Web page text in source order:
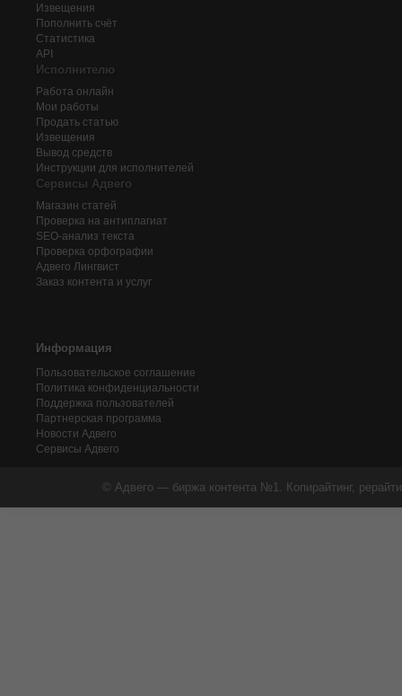
Извещения
Пополнить счёт
Статистика
API
Исполнителю
Работа онлайн
Мои работы
Продать статью
Извещения
Вывод средств
Инструкции для исполнителей
Сервисы Адвего
Магазин статей
Проверка на антиплагиат
SEO-анализ текста
Проверка орфографии
Адвего Лингвист
Заказ контента и услуг
Информация
Пользовательское соглашение
Политика конфиденциальности
Поддержка пользователей
Партнерская программа
Новости Адвего
Сервисы Адвего
© Адвего — биржа контента №1. Копирайтинг,